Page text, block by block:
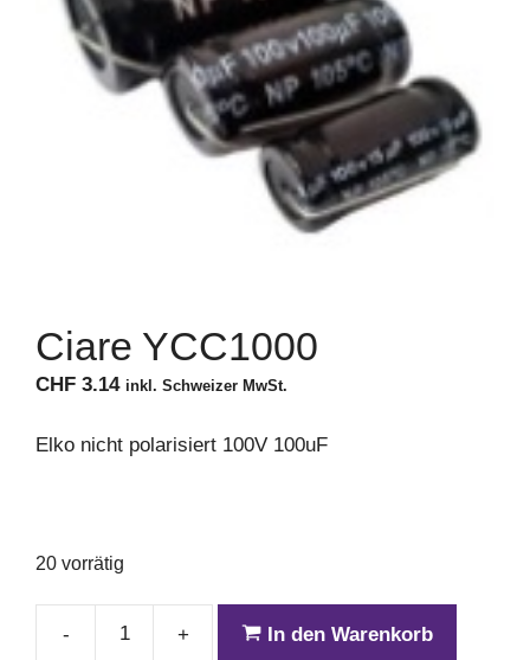
Ciare YCC1000
CHF 3.14 inkl. Schweizer MwSt.
Elko nicht polarisiert 100V 100uF
20 vorrätig
-
Ciare
+ In den Warenkorb